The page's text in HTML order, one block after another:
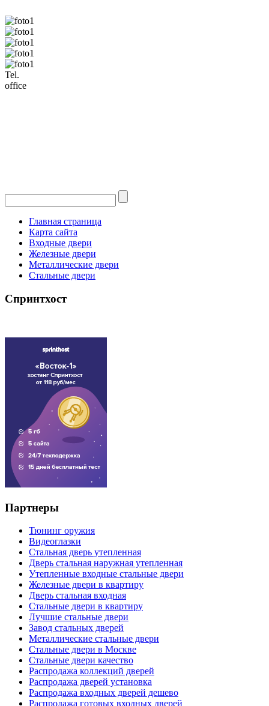
Tel.
office
Главная страница
Карта сайта
Входные двери
Железные двери
Металлические двери
Стальные двери
Спринтхост
Партнеры
Тюнинг оружия
Видеоглазки
Стальная дверь утепленная
Дверь стальная наружная утепленная
Утепленные входные стальные двери
Железные двери в квартиру
Дверь стальная входная
Стальные двери в квартиру
Лучшие стальные двери
Завод стальных дверей
Металлические стальные двери
Стальные двери в Москве
Стальные двери качество
Распродажа коллекций дверей
Распродажа дверей установка
Распродажа входных дверей дешево
Распродажа готовых входных дверей